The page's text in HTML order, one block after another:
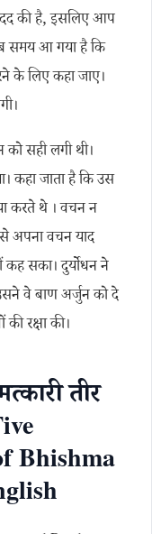
की है, इसलिए आप
समय आ गया है कि
के लिए कहा जाए।
सही लगी थी।
कहा जाता है कि उस
करते थे । वचन न
अपना वचन याद
कह सका। दुर्योधन ने
वे बाण अर्जुन को दे
रक्षा की।
तीर
Bhishma